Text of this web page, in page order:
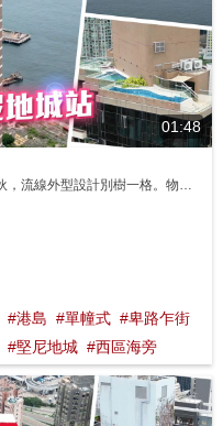
01:48
#港島 #單幢式 #卑路乍街
#堅尼地城 #西區海旁